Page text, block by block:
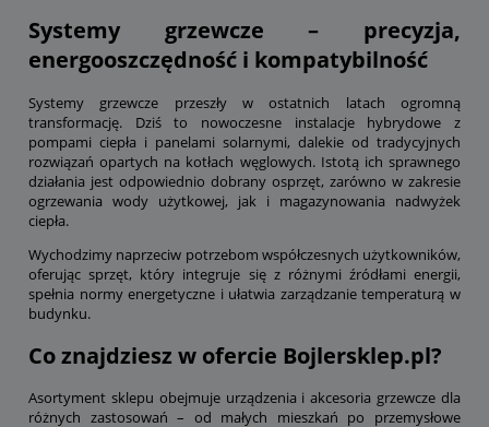
Systemy grzewcze – precyzja,
energooszczędność i kompatybilność
Systemy grzewcze przeszły w ostatnich latach ogromną
transformację. Dziś to nowoczesne instalacje hybrydowe z
pompami ciepła i panelami solarnymi, dalekie od tradycyjnych
rozwiązań opartych na kotłach węglowych. Istotą ich sprawnego
działania jest odpowiednio dobrany osprzęt, zarówno w zakresie
ogrzewania wody użytkowej, jak i magazynowania nadwyżek
ciepła.
Wychodzimy naprzeciw potrzebom współczesnych użytkowników,
oferując sprzęt, który integruje się z różnymi źródłami energii,
spełnia normy energetyczne i ułatwia zarządzanie temperaturą w
budynku.
Co znajdziesz w ofercie Bojlersklep.pl?
Asortyment sklepu obejmuje urządzenia i akcesoria grzewcze dla
różnych zastosowań – od małych mieszkań po przemysłowe